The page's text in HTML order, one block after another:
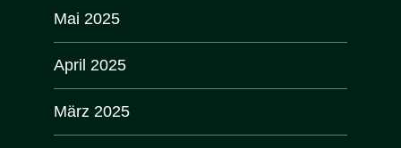
Mai 2025
April 2025
März 2025